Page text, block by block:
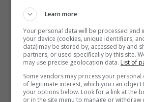
Mostra Informazioni
Learn more
Your personal data will be processed and
your device (cookies, unique identifiers,
data) may be stored by, accessed by and
partners, or used specifically by this site.
may use precise geolocation data. List of
Some vendors may process your personal
of legitimate interest, which you can object
your options below. Look for a link at the
or in the site menu to manage or withdraw